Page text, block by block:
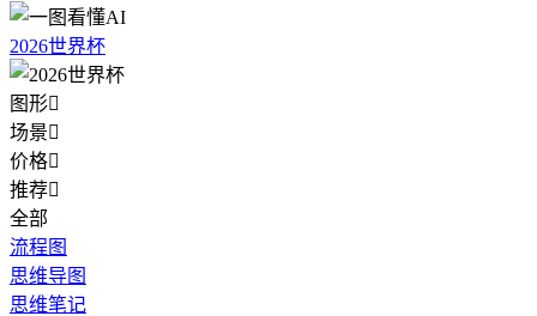
2026世界杯
图形
场景
价格
推荐
全部
流程图
思维导图
思维笔记